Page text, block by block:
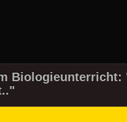
Biologieunterricht: